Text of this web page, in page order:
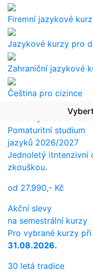
Firemní jazykové
Jazykové kurzy pro
Zahraniční jazykové
Čeština pro cizince
Překlady a tlumočení
Pomaturitní studium
jazyků 2026/2027
Jednoletý itntenzivní
zkouškou.
od 27.990,- Kč
Akční slevy
na semestrální kurzy
Pro vybrané kurzy
31.08.2026.
30 letá tradice